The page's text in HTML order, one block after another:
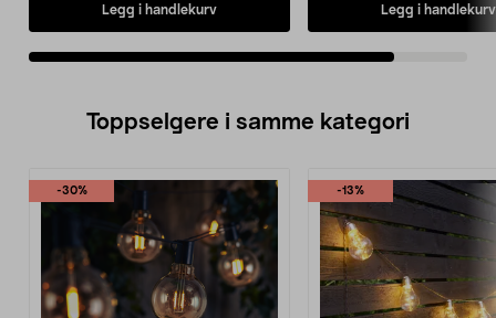
Legg i handlekurv Legg i handlekurv
Toppselgere i samme kategori
-30% -13%